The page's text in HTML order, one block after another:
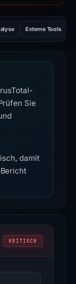
Externe Tools
Sie
damit
KRITISCH